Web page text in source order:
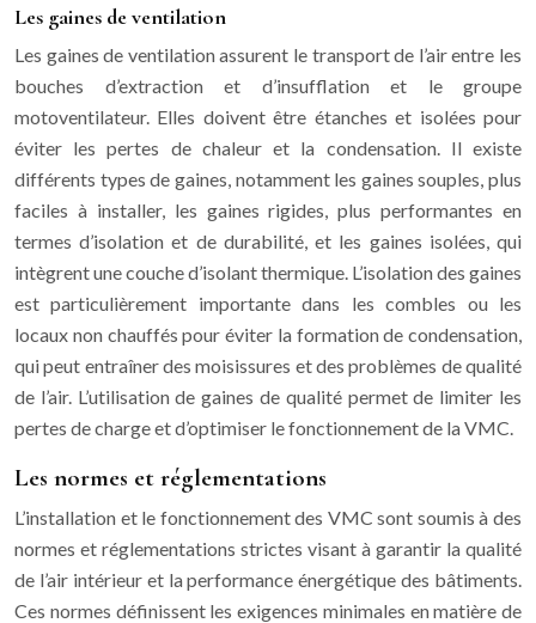
Les gaines de ventilation
Les gaines de ventilation assurent le transport de l’air entre les
bouches d’extraction et d’insufflation et le groupe
motoventilateur. Elles doivent être étanches et isolées pour
éviter les pertes de chaleur et la condensation. Il existe
différents types de gaines, notamment les gaines souples, plus
faciles à installer, les gaines rigides, plus performantes en
termes d’isolation et de durabilité, et les gaines isolées, qui
intègrent une couche d’isolant thermique. L’isolation des gaines
est particulièrement importante dans les combles ou les
locaux non chauffés pour éviter la formation de condensation,
qui peut entraîner des moisissures et des problèmes de qualité
de l’air. L’utilisation de gaines de qualité permet de limiter les
pertes de charge et d’optimiser le fonctionnement de la VMC.
Les normes et réglementations
L’installation et le fonctionnement des VMC sont soumis à des
normes et réglementations strictes visant à garantir la qualité
de l’air intérieur et la performance énergétique des bâtiments.
Ces normes définissent les exigences minimales en matière de